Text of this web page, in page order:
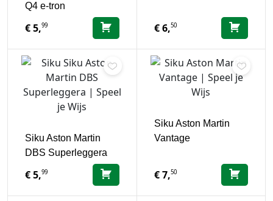
Q4 e-tron
€5,99 €6,50
Siku Aston Martin
DBS Superleggera
€5,99
Siku Aston Martin
Vantage
€7,50